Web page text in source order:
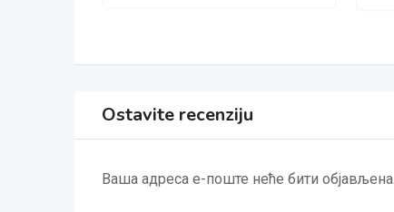
Ostavite recenziju
Ваша адреса е-поште неће бити објављена.